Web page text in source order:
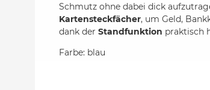
Schmutz ohne dabei dick
Kartensteckfächer, um Geld,
dank der Standfunktion praktisch
Farbe: blau